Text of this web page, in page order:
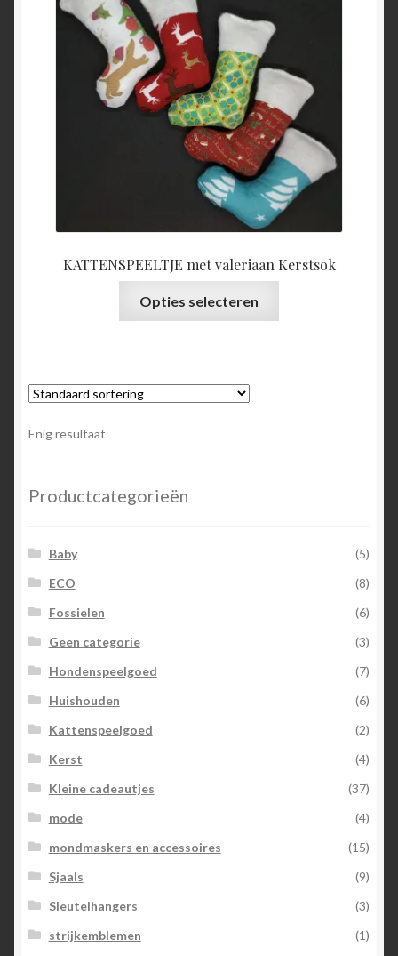
KATTENSPEELTJE met valeriaan Kerstsok
Opties selecteren
productpagina
Enig resultaat
Productcategorieën
Baby
(5)
ECO
(8)
Fossielen
(6)
Geen categorie
(3)
Hondenspeelgoed
(7)
Huishouden
(6)
Kattenspeelgoed
(2)
Kerst
(4)
Kleine cadeautjes
(37)
mode
(4)
mondmaskers en accessoires
(15)
Sjaals
(9)
Sleutelhangers
(3)
strijkemblemen
(1)